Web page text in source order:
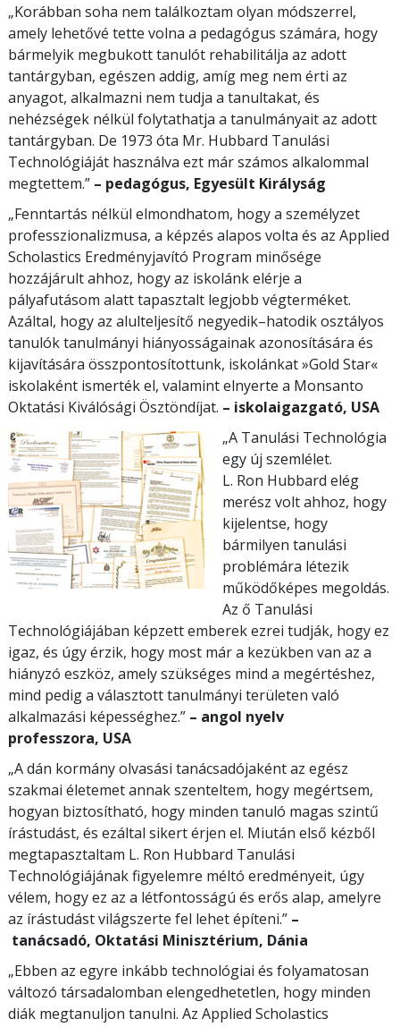
„Korábban soha nem találkoztam olyan módszerrel,
amely lehetővé tette volna a pedagógus számára, hogy
bármelyik megbukott tanulót rehabilitálja az adott
tantárgyban, egészen addig, amíg meg nem érti az
anyagot, alkalmazni nem tudja a tanultakat, és
nehézségek nélkül folytathatja a tanulmányait az adott
tantárgyban. De 1973 óta Mr. Hubbard Tanulási
Technológiáját használva ezt már számos alkalommal
megtettem.” – pedagógus, Egyesült Királyság
„Fenntartás nélkül elmondhatom, hogy a személyzet
professzionalizmusa, a képzés alapos volta és az Applied
Scholastics Eredményjavító Program minősége
hozzájárult ahhoz, hogy az iskolánk elérje a
pályafutásom alatt tapasztalt legjobb végterméket.
Azáltal, hogy az alulteljesítő negyedik–hatodik osztályos
tanulók tanulmányi hiányosságainak azonosítására és
kijavítására összpontosítottunk, iskolánkat »Gold Star«
iskolaként ismerték el, valamint elnyerte a Monsanto
Oktatási Kiválósági Ösztöndíjat. – iskolaigazgató, USA
„A Tanulási Technológia
egy új szemlélet.
L. Ron Hubbard elég
merész volt ahhoz, hogy
kijelentse, hogy
bármilyen tanulási
problémára létezik
működőképes megoldás.
Az ő Tanulási
Technológiájában képzett emberek ezrei tudják, hogy ez
igaz, és úgy érzik, hogy most már a kezükben van az a
hiányzó eszköz, amely szükséges mind a megértéshez,
mind pedig a választott tanulmányi területen való
alkalmazási képességhez.” – angol nyelv
professzora, USA
„A dán kormány olvasási tanácsadójaként az egész
szakmai életemet annak szenteltem, hogy megértsem,
hogyan biztosítható, hogy minden tanuló magas szintű
írástudást, és ezáltal sikert érjen el. Miután első kézből
megtapasztaltam L. Ron Hubbard Tanulási
Technológiájának figyelemre méltó eredményeit, úgy
vélem, hogy ez az a létfontosságú és erős alap, amelyre
az írástudást világszerte fel lehet építeni.” –
tanácsadó, Oktatási Minisztérium, Dánia
„Ebben az egyre inkább technológiai és folyamatosan
változó társadalomban elengedhetetlen, hogy minden
diák megtanuljon tanulni. Az Applied Scholastics